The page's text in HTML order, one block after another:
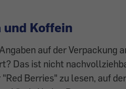
Koffein
auf der Verpackung
Das ist nicht
Berries" zu lesen, auf